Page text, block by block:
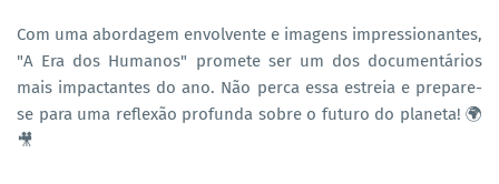
Com uma abordagem envolvente e imagens impressionantes,
"A Era dos Humanos" promete ser um dos documentários
mais impactantes do ano. Não perca essa estreia e prepare-
se para uma reflexão profunda sobre o futuro do planeta! 🌍
🎥